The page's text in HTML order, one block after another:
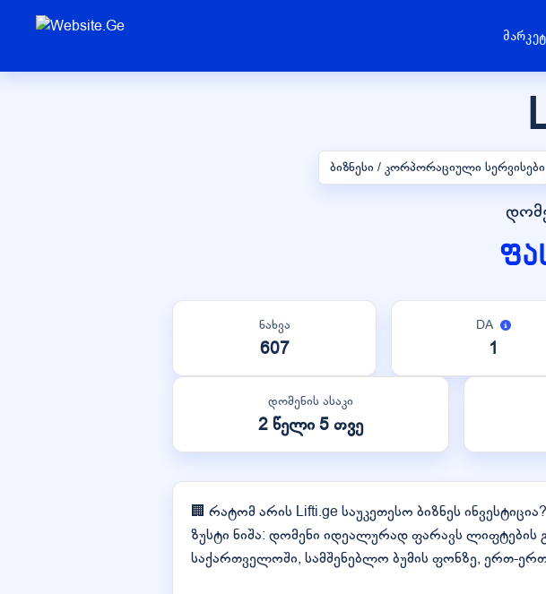
ბიზნესი / კორპორაციული სერვისები
ნახვა
607
DA
1
დომენის ასაკი
2 წელი 5 თვე
🏢 რატომ არის Lifti.ge საუკეთესო ბიზნეს ინვესტიცია?
ზუსტი ნიშა: დომენი იდეალურად ფარავს ლიფტების
საქართველოში, სამშენებლო ბუმის ფონზე, ერთ-